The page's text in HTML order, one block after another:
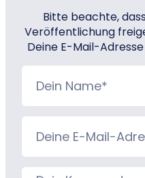
Bitte beachte,
Veröffentlichung
Deine E-Mail-